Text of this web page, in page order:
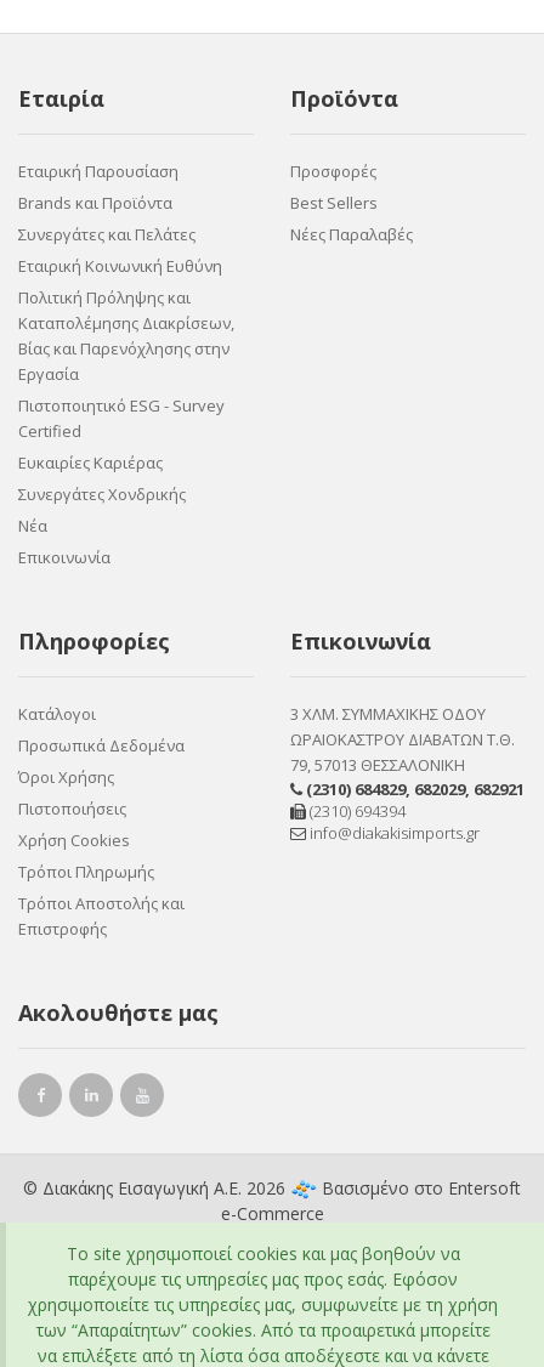
Εταιρία
Εταιρική Παρουσίαση
Brands και Προϊόντα
Συνεργάτες και Πελάτες
Εταιρική Κοινωνική Ευθύνη
Πολιτική Πρόληψης και
Καταπολέμησης Διακρίσεων,
Βίας και Παρενόχλησης στην
Εργασία
Πιστοποιητικό ESG - Survey
Certified
Ευκαιρίες Καριέρας
Συνεργάτες Χονδρικής
Νέα
Επικοινωνία
Προϊόντα
Προσφορές
Best Sellers
Νέες Παραλαβές
Πληροφορίες
Κατάλογοι
Προσωπικά Δεδομένα
Όροι Χρήσης
Πιστοποιήσεις
Χρήση Cookies
Τρόποι Πληρωμής
Τρόποι Αποστολής και
Επιστροφής
Επικοινωνία
3 ΧΛΜ. ΣΥΜΜΑΧΙΚΗΣ ΟΔΟΥ
ΩΡΑΙΟΚΑΣΤΡΟΥ ΔΙΑΒΑΤΩΝ Τ.Θ.
79, 57013 ΘΕΣΣΑΛΟΝΙΚΗ
(2310) 684829, 682029, 682921
(2310) 694394
info@diakakisimports.gr
Ακολουθήστε μας
© Διακάκης Εισαγωγική Α.Ε. 2026 Βασισμένο στο Entersoft
e-Commerce
To site χρησιμοποιεί cookies και μας βοηθούν να
παρέχουμε τις υπηρεσίες μας προς εσάς. Εφόσον
χρησιμοποιείτε τις υπηρεσίες μας, συμφωνείτε με τη χρήση
των “Απαραίτητων” cookies. Από τα προαιρετικά μπορείτε
να επιλέξετε από τη λίστα όσα αποδέχεστε και να κάνετε